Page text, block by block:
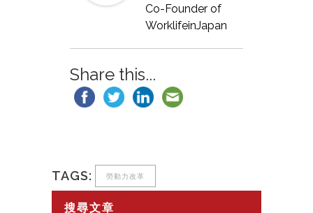
Co-Founder of
WorklifeinJapan
Share this...
TAGS: 勞動力改革
搜尋文章